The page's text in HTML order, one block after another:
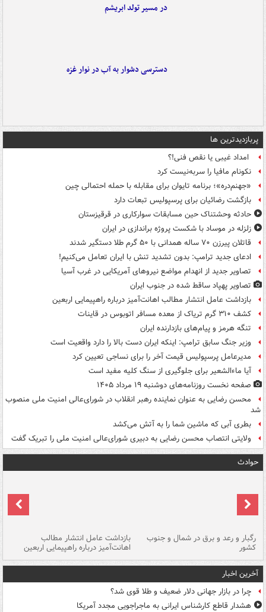
در مسیر تولد ابریشم
دسترسی دشوار به آب در نوار غزه
پربازدیدترین ها
امداد غیبی یا نقص فنی!؟
نکونام مافیا را سربه‌نیست کرد
«جهنم‌دره»؛ برنامه تایوان برای مقابله با حمله احتمالی چین
بازگشت رضائیان برای پرسپولیس تبعات دارد
حادثه وحشتناک حین مسابقات سوارکاری در قرقیزستان
زلزله در موساد با شکست پروژه براندازی در ایران
قاتلان پیرزن ۷۰ ساله همدانی با ۵۰ گرم طلا دستگیر شدند
ادعای جدید ترامپ: بدون تشدید تنش با ایران تعامل می‌کنیم!
تصاویر جدید از انهدام مواضع نیروهای آمریکایی در غرب آسیا
تصاویر پهپاد ساقط شده در جنوب ایران
بازداشت عامل انتشار مطالب اهانت‌آمیز درباره راهپیمایی اربعین
کشف ۳۱۰ گرم تریاک از معده مسافر اتوبوس در قاینات
تنگه هرمز و پیام‌های بازدارنده ایران
وزیر جنگ سابق ترامپ: اینکه ایران دست بالا را دارد واقعیت است
مدیرعامل پرسپولیس قیمت آخر را برای نساجی تعیین کرد
آیا ماءالشعیر برای جلوگیری از سنگ کلیه مفید است
صفحه نخست روزنامه‌های دوشنبه ۱۹ مرداد ۱۴۰۵
محسن رضایی به عنوان نماینده رهبر انقلاب در شورای‌عالی امنیت ملی منصوب
شد
بطری آبی که ماشین شما را به آتش می‌کشد
ولایتی انتصاب محسن رضایی به دبیری شورای‌عالی امنیت ملی را تبریک گفت
حوادث
رگبار و رعد و برق در شمال و جنوب
کشور
بازداشت عامل انتشار مطالب
اهانت‌آمیز درباره راهپیمایی اربعین
آخرین اخبار
چرا در بازار جهانی دلار ضعیف و طلا قوی شد؟
هشدار قاطع کارشناس ایرانی به ماجراجویی مجدد آمریکا